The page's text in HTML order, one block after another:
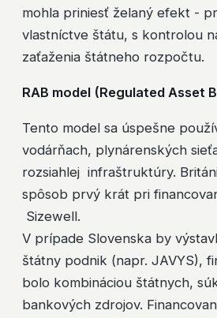
mohla priniesť želaný efekt -
vlastníctve štátu, s kontrolou
zaťaženia štátneho rozpočtu.
RAB model (Regulated Asset
Tento model sa úspešne
vodárňach, plynárenských
rozsiahlej infraštruktúry.
spôsob prvý krát pri
Sizewell.
V prípade Slovenska by
štátny podnik (napr. JAVYS),
bolo kombináciou štátnych,
bankových zdrojov.